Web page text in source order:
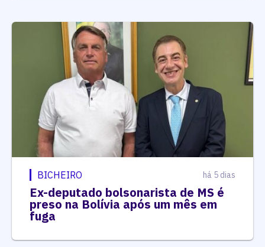
BICHEIRO há 5 dias
Ex-deputado bolsonarista de MS é
preso na Bolívia após um mês em
fuga